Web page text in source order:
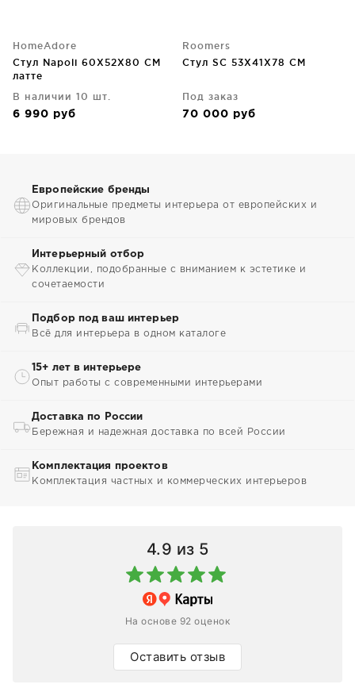
HomeAdore
Стул Napoli 60X52X80 CM
латте
В наличии 10 шт.
6 990 руб
Roomers
Стул SC 53X41X78 CM
Под заказ
70 000 руб
Европейские бренды
Оригинальные предметы интерьера от европейских и
мировых брендов
Интерьерный отбор
Коллекции, подобранные с вниманием к эстетике и
сочетаемости
Подбор под ваш интерьер
Всё для интерьера в одном каталоге
15+ лет в интерьере
Опыт работы с современными интерьерами
Доставка по России
Бережная и надежная доставка по всей России
Комплектация проектов
Комплектация частных и коммерческих интерьеров
4.9 из 5
На основе 92 оценок
Оставить отзыв